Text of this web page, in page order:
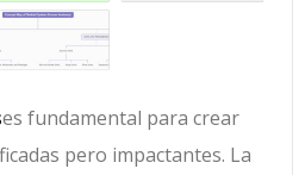
es fundamental para crear
pero impactantes. La